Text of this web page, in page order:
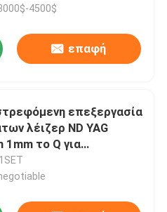
4500$
επαφή
επεξεργασία
λέιζερ ND YAG
1mm το Q για